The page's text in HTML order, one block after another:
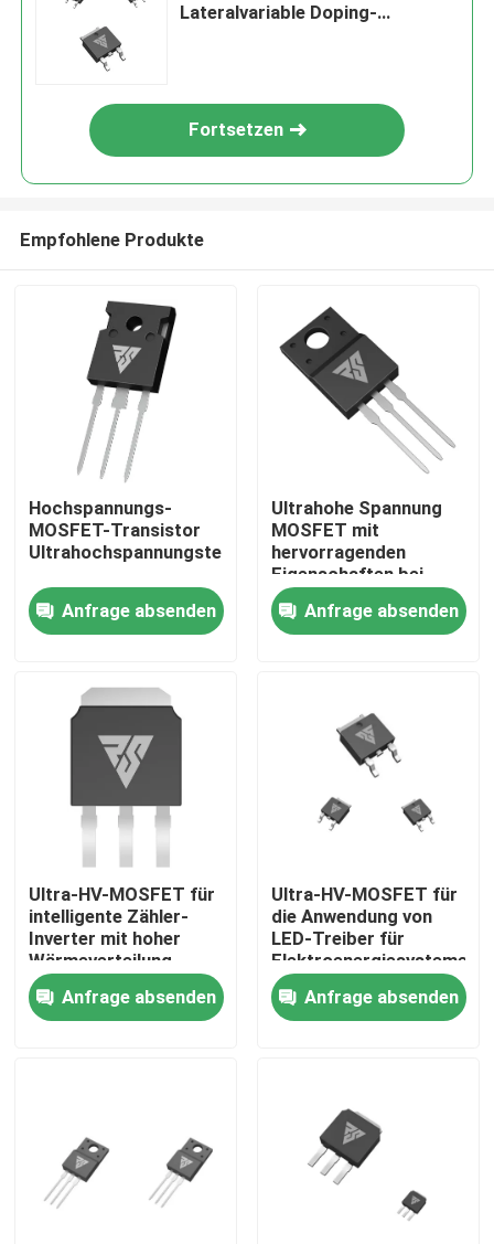
Zu Hause
Über uns
Werksbesichtigung
Qualitätskontrolle
Kontakt mit uns
Neuigkeiten
MOSFET der hohen Leistung
Lateralvariable Doping-
Fortsetzen
Empfohlene Produkte
Hochspannungs-
MOSFET-Transistor
Ultrahochspannungstechnologie
Anfrage absenden
Ultrahohe Spannung
MOSFET mit
hervorragenden
Eigenschaften bei
hohen Temperaturen
Anfrage absenden
Ultra-HV-MOSFET für
intelligente Zähler-
Inverter mit hoher
Wärmeverteilung
Anfrage absenden
Ultra-HV-MOSFET für
die Anwendung von
LED-Treiber für
Elektroenergiesysteme
Anfrage absenden